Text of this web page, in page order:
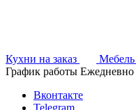
Кухни на заказ
Мебель
График работы Ежедневно
Вконтакте
Telegram